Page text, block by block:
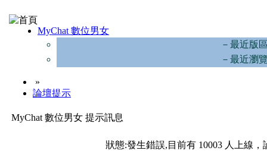
MyChat 數位男女
－最近版
－最近瀏
»
論壇提示
MyChat 數位男女 提示訊息
狀態:發生錯誤,目前有 10003 人上線